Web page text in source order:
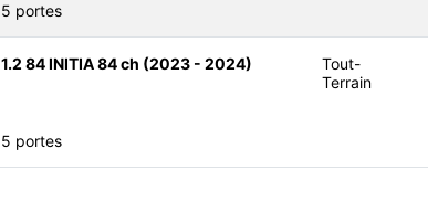
5 portes
1.2 84 INITIA 84 ch (2023 - 2024)
Tout-
Terrain
5 portes